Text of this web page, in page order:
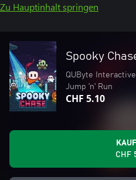
Zu Hauptinhalt springen
Spooky
QUByte Interactive
Jump ’n’ Run
CHF 5.10
CHF